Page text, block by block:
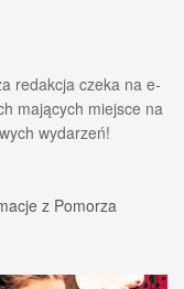
redakcja czeka na e-
mających miejsce na
wydarzeń!
z Pomorza